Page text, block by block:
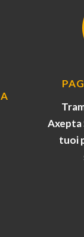
Axepta
tuoi